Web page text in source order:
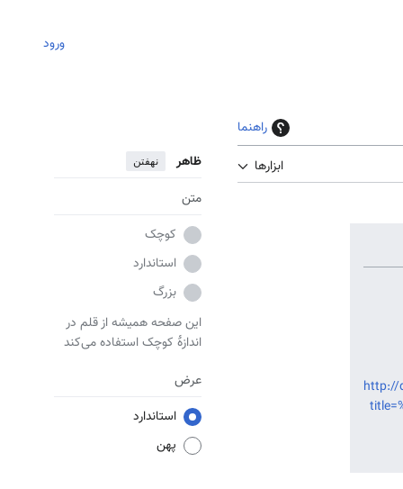
ورود
راهنما
ابزارها
ظاهر نهفتن
متن
کوچک
استاندارد
بزرگ
این صفحه همیشه از قلم در
اندازهٔ کوچک استفاده می‌کند
عرض
استاندارد
پهن
http://